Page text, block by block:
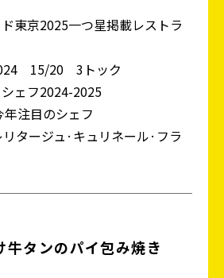
東京2025一つ星掲載レストラ
15/20 3トック
ェフ2024-2025
年注目のシェフ
タージュ·キュリネール·フラ
牛タンのパイ包み焼き